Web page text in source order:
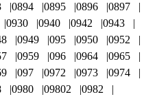
0894 0895 0896
0897
0930 0940 0942
0943
0949 095 0950
0952
0959 096 0964
0965
097 0972 0973
0974
0980 09802
0982